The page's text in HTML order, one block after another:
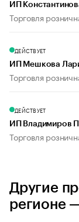
ИП
Торговля
ДЕЙСТВУЕТ
ИП Мешкова
Торговля
ДЕЙСТВУЕТ
ИП Владимиров
Торговля
Другие
регионе